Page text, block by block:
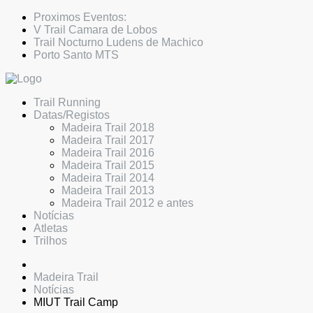
Proximos Eventos:
V Trail Camara de Lobos
Trail Nocturno Ludens de Machico
Porto Santo MTS
Trail Running
Datas/Registos
Madeira Trail 2018
Madeira Trail 2017
Madeira Trail 2016
Madeira Trail 2015
Madeira Trail 2014
Madeira Trail 2013
Madeira Trail 2012 e antes
Notícias
Atletas
Trilhos
Madeira Trail
Notícias
MIUT Trail Camp